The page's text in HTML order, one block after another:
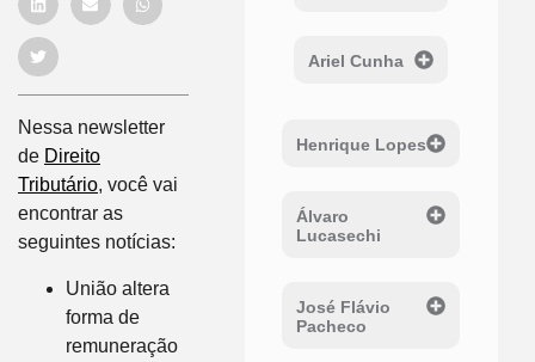
Nessa newsletter
de Direito
Tributário, você vai
encontrar as
seguintes notícias:
União altera
forma de
remuneração
Ariel Cunha
Henrique Lopes
Álvaro
Lucasechi
José Flávio
Pacheco